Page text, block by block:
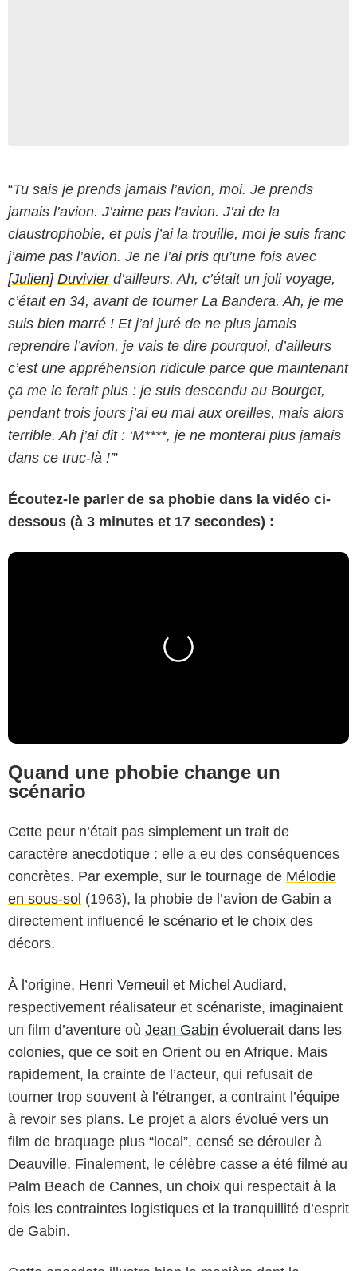
“Tu sais je prends jamais l’avion, moi. Je prends
jamais l’avion. J’aime pas l’avion. J’ai de la
claustrophobie, et puis j’ai la trouille, moi je suis franc
j’aime pas l’avion. Je ne l’ai pris qu’une fois avec
[Julien] Duvivierd’ailleurs. Ah, c’était un joli voyage,
c’était en 34, avant de tourner La Bandera. Ah, je me
suis bien marré ! Et j’ai juré de ne plus jamais
reprendre l’avion, je vais te dire pourquoi, d’ailleurs
c’est une appréhension ridicule parce que maintenant
ça me le ferait plus : je suis descendu au Bourget,
pendant trois jours j’ai eu mal aux oreilles, mais alors
terrible. Ah j’ai dit : ‘M****, je ne monterai plus jamais
dans ce truc-là !’”
Écoutez-le parler de sa phobie dans la vidéo ci-
dessous (à 3 minutes et 17 secondes) :
Quand une phobie change un
scénario
Cette peur n’était pas simplement un trait de
caractère anecdotique : elle a eu des conséquences
concrètes. Par exemple, sur le tournage de Mélodie
en sous-sol (1963), la phobie de l’avion de Gabin a
directement influencé le scénario et le choix des
décors.
À l’origine, Henri Verneuil et Michel Audiard,
respectivement réalisateur et scénariste, imaginaient
un film d’aventure où Jean Gabin évoluerait dans les
colonies, que ce soit en Orient ou en Afrique. Mais
rapidement, la crainte de l’acteur, qui refusait de
tourner trop souvent à l’étranger, a contraint l’équipe
à revoir ses plans. Le projet a alors évolué vers un
film de braquage plus “local”, censé se dérouler à
Deauville. Finalement, le célèbre casse a été filmé au
Palm Beach de Cannes, un choix qui respectait à la
fois les contraintes logistiques et la tranquillité d’esprit
de Gabin.